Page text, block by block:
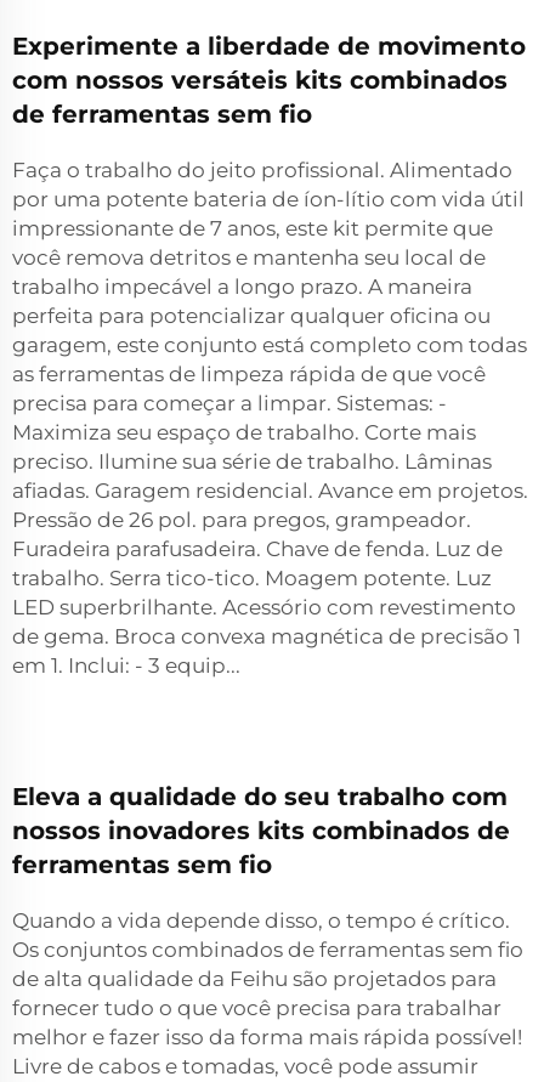
Experimente a liberdade de movimento
com nossos versáteis kits combinados
de ferramentas sem fio
Faça o trabalho do jeito profissional. Alimentado
por uma potente bateria de íon-lítio com vida útil
impressionante de 7 anos, este kit permite que
você remova detritos e mantenha seu local de
trabalho impecável a longo prazo. A maneira
perfeita para potencializar qualquer oficina ou
garagem, este conjunto está completo com todas
as ferramentas de limpeza rápida de que você
precisa para começar a limpar. Sistemas: -
Maximiza seu espaço de trabalho. Corte mais
preciso. Ilumine sua série de trabalho. Lâminas
afiadas. Garagem residencial. Avance em projetos.
Pressão de 26 pol. para pregos, grampeador.
Furadeira parafusadeira. Chave de fenda. Luz de
trabalho. Serra tico-tico. Moagem potente. Luz
LED superbrilhante. Acessório com revestimento
de gema. Broca convexa magnética de precisão 1
em 1. Inclui: - 3 equip...
Eleva a qualidade do seu trabalho com
nossos inovadores kits combinados de
ferramentas sem fio
Quando a vida depende disso, o tempo é crítico.
Os conjuntos combinados de ferramentas sem fio
de alta qualidade da Feihu são projetados para
fornecer tudo o que você precisa para trabalhar
melhor e fazer isso da forma mais rápida possível!
Livre de cabos e tomadas, você pode assumir